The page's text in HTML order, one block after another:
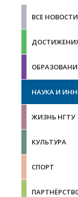
ВСЕ НОВОСТИ
НАУКА И
ЖИЗНЬ НГТУ
КУЛЬТУРА
СПОРТ